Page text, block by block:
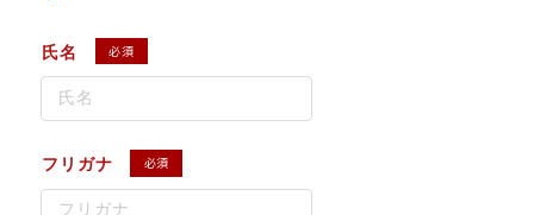
氏名 必須
フリガナ 必須